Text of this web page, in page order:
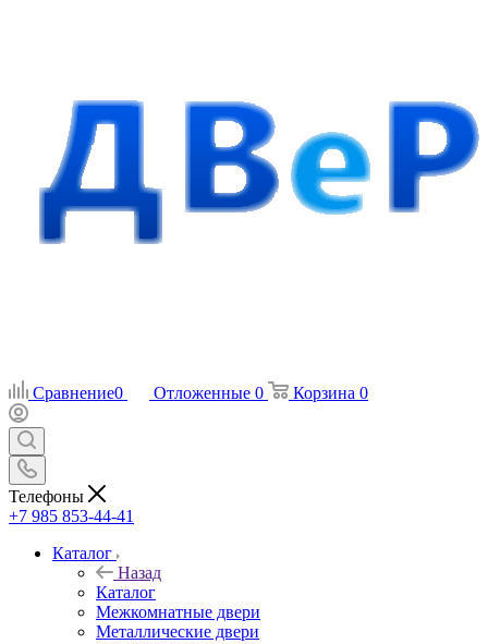
Сравнение0 Отложенные 0 Корзина 0
Телефоны
+7 985 853-44-41
Каталог
Назад
Каталог
Межкомнатные двери
Металлические двери